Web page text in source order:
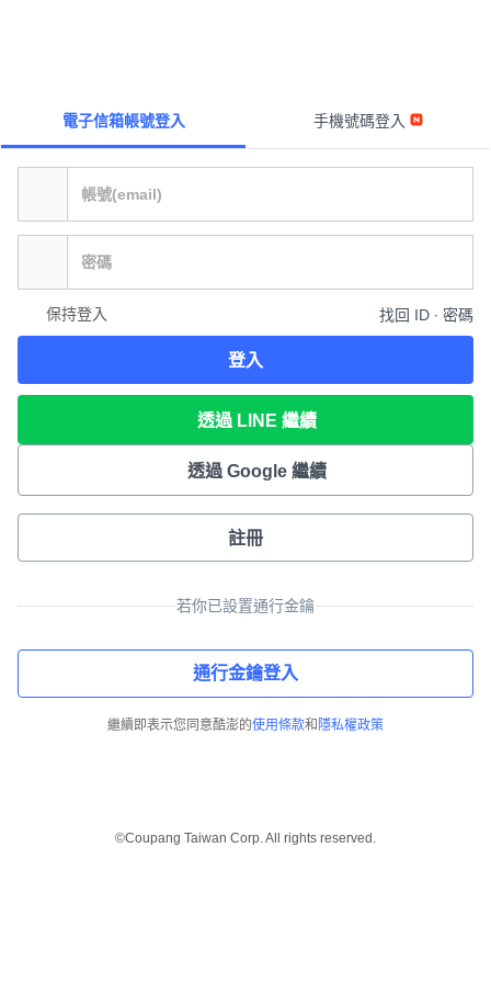
電子信箱帳號登入 手機號碼登入
保持登入 找回 ID ∙ 密碼
登入
透過 LINE 繼續
透過 Google 繼續
註冊
若你已設置通行金鑰
通行金鑰登入
繼續即表示您同意酷澎的使用條款和 隱私權政策
©Coupang Taiwan Corp. All rights reserved.